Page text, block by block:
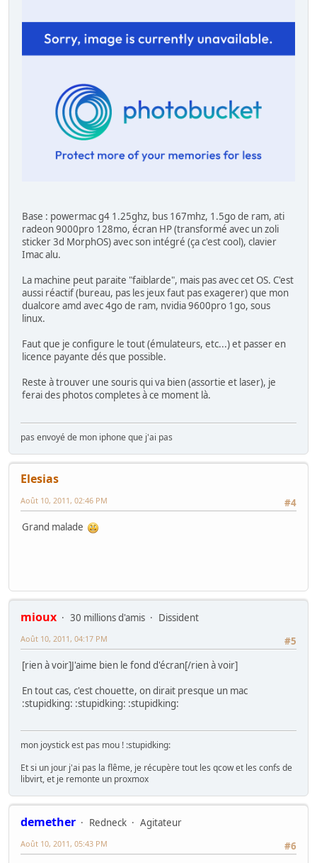
Base : powermac g4 1.25ghz, bus 167mhz, 1.5go de ram, ati
radeon 9000pro 128mo, écran HP (transformé avec un zoli
sticker 3d MorphOS) avec son intégré (ça c'est cool), clavier
Imac alu.
La machine peut paraite "faiblarde", mais pas avec cet OS. C'est
aussi réactif (bureau, pas les jeux faut pas exagerer) que mon
dualcore amd avec 4go de ram, nvidia 9600pro 1go, sous
linux.
Faut que je configure le tout (émulateurs, etc...) et passer en
licence payante dés que possible.
Reste à trouver une souris qui va bien (assortie et laser), je
ferai des photos completes à ce moment là.
pas envoyé de mon iphone que j'ai pas
Elesias
#4
Août 10, 2011, 02:46 PM
Grand malade
mioux 30 millions d'amis
Dissident
#5
Août 10, 2011, 04:17 PM
[rien à voir]J'aime bien le fond d'écran[/rien à voir]
En tout cas, c'est chouette, on dirait presque un mac
:stupidking: :stupidking: :stupidking:
mon joystick est pas mou ! :stupidking:
Et si un jour j'ai pas la flême, je récupère tout les qcow et les confs de
libvirt, et je remonte un proxmox
demether Redneck
Agitateur
#6
Août 10, 2011, 05:43 PM